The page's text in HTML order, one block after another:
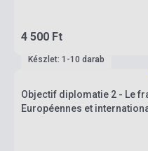
4 500 Ft
Készlet: 1-10 darab
Objectif diplomatie 2 - Le
Européennes et